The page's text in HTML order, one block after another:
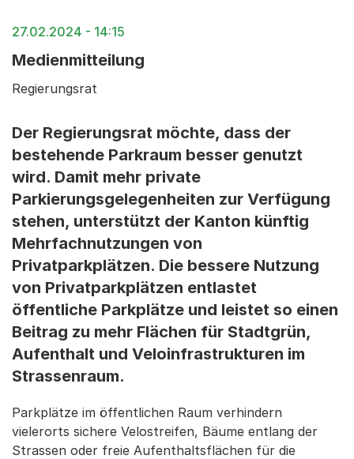
27.02.2024 - 14:15
Medienmitteilung
Regierungsrat
Der Regierungsrat möchte, dass der
bestehende Parkraum besser genutzt
wird. Damit mehr private
Parkierungsgelegenheiten zur Verfügung
stehen, unterstützt der Kanton künftig
Mehrfachnutzungen von
Privatparkplätzen. Die bessere Nutzung
von Privatparkplätzen entlastet
öffentliche Parkplätze und leistet so einen
Beitrag zu mehr Flächen für Stadtgrün,
Aufenthalt und Veloinfrastrukturen im
Strassenraum.
Parkplätze im öffentlichen Raum verhindern
vielerorts sichere Velostreifen, Bäume entlang der
Strassen oder freie Aufenthaltsflächen für die